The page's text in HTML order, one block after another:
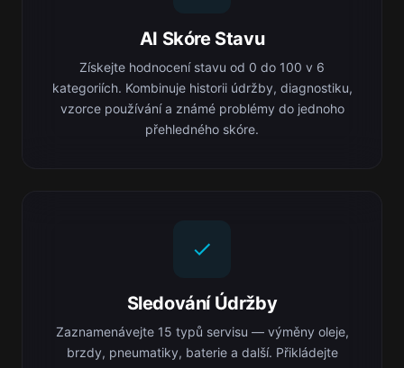
AI Skóre Stavu
Získejte hodnocení stavu od 0 do 100 v 6
kategoriích. Kombinuje historii údržby, diagnostiku,
vzorce používání a známé problémy do jednoho
přehledného skóre.
Sledování Údržby
Zaznamenávejte 15 typů servisu — výměny oleje,
brzdy, pneumatiky, baterie a další. Přikládejte